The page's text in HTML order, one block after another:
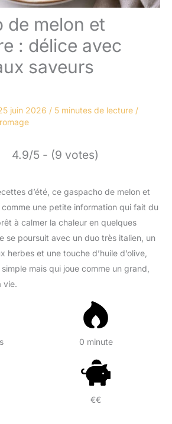
de melon et
: délice avec
saveurs
juin 2026 / 5 minutes de lecture /
4.9/5 - (9 votes)
d’été, ce gaspacho de melon et
comme une petite information qui fait du
à calmer la chaleur en quelques
se poursuit avec un duo très italien, un
herbes et une touche d’huile d’olive,
mais qui joue comme un grand,
vie.
0 minute
€€